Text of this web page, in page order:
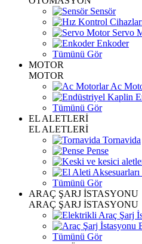
Sensör
Servo
Enkoder
Tümünü Gör
MOTOR
MOTOR
Ac
Tümünü Gör
EL ALETLERİ
EL ALETLERİ
Tornavida
Pense
Tümünü Gör
ARAÇ ŞARJ İSTASYONU
ARAÇ ŞARJ İSTASYONU
Tümünü Gör